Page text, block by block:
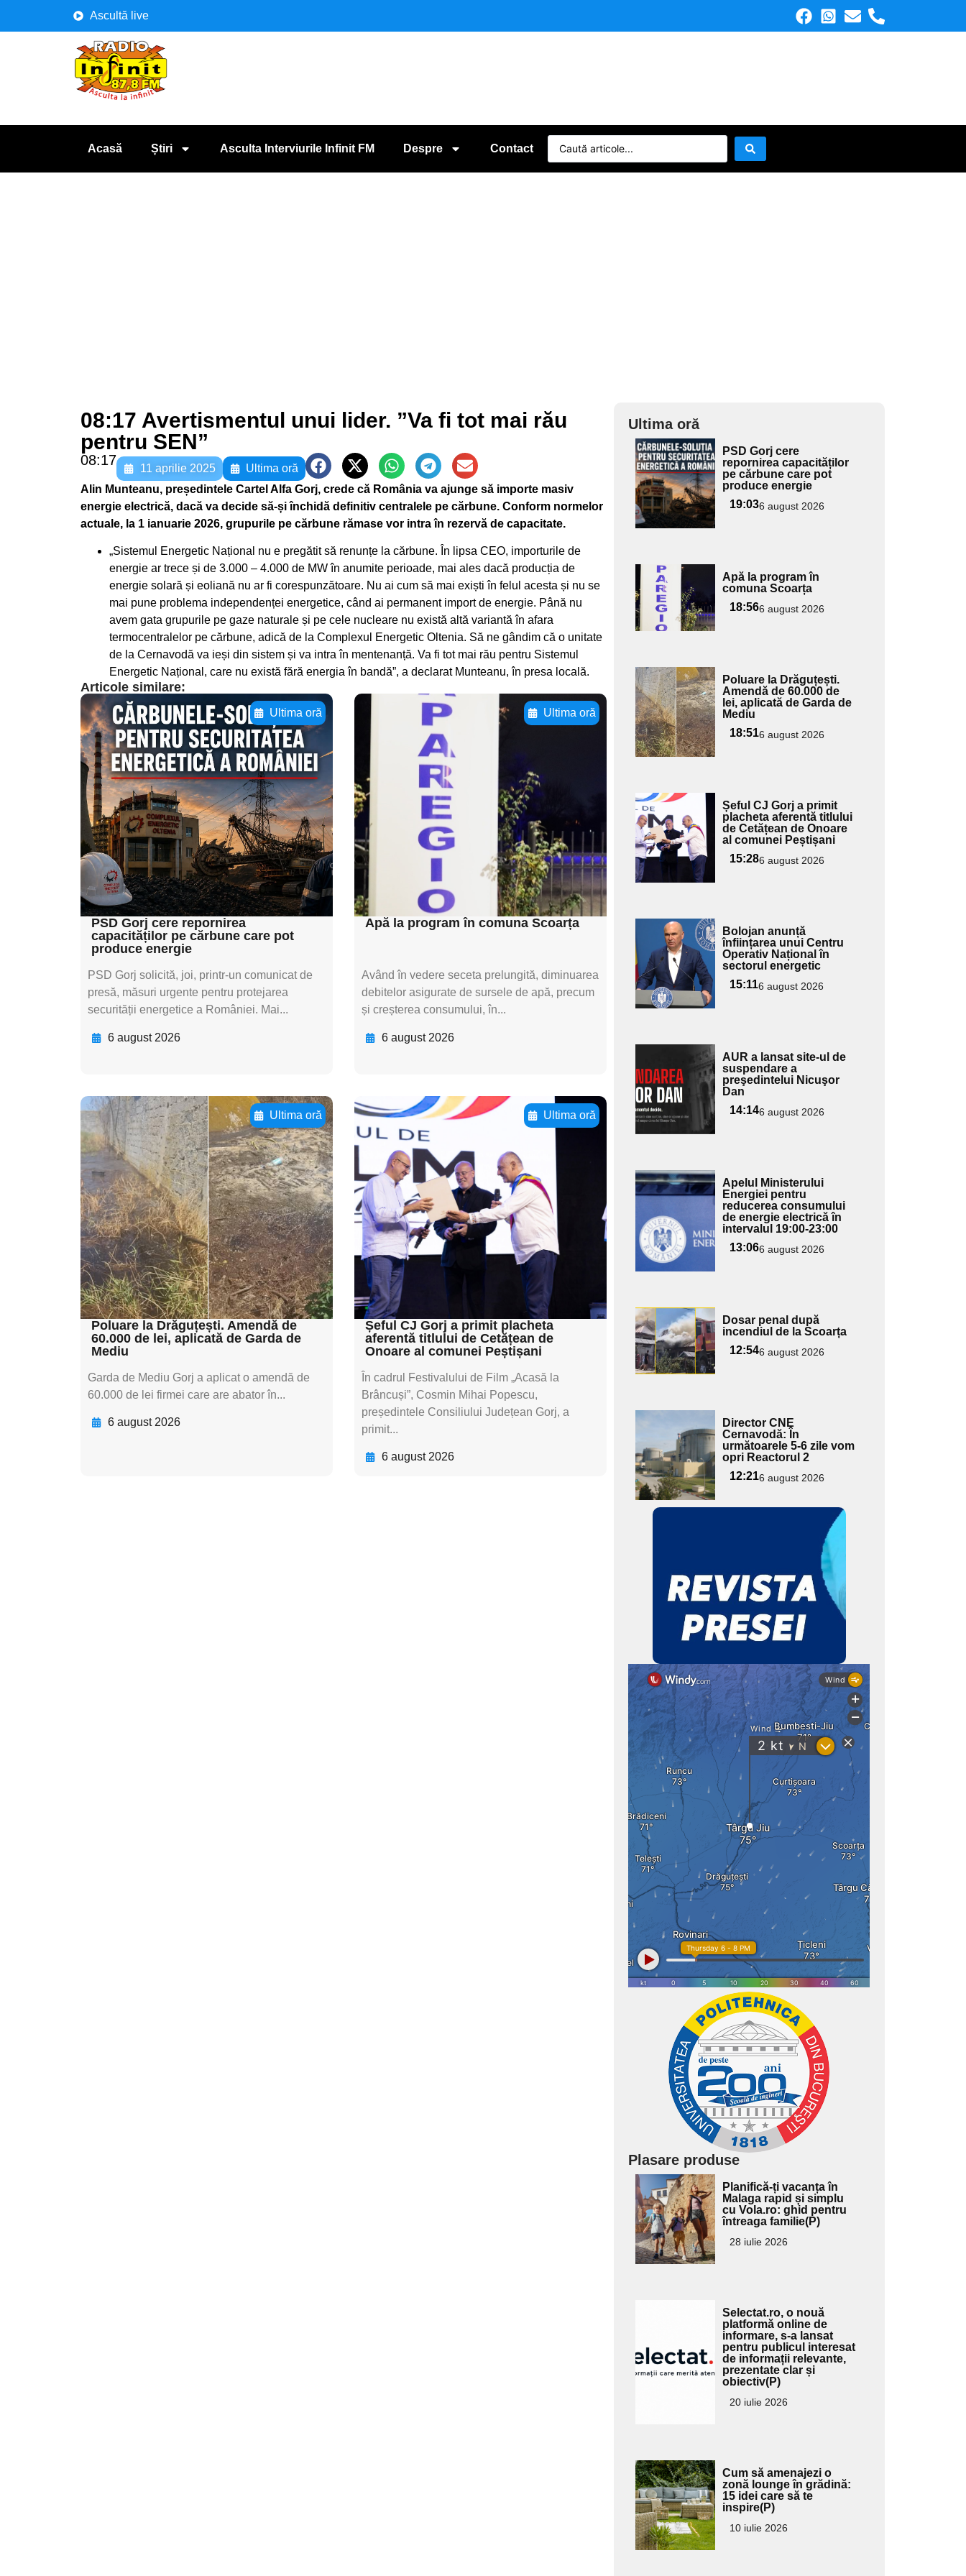
Ascultă live
Acasă Știri Asculta Interviurile Infinit FM Despre Contact
08:17 Avertismentul unui lider. ”Va fi tot mai rău
pentru SEN”
08:17
11 aprilie 2025
Ultima oră
Alin Munteanu, președintele Cartel Alfa Gorj, crede că România va ajunge să importe masiv
energie electrică, dacă va decide să-și închidă definitiv centralele pe cărbune. Conform normelor
actuale, la 1 ianuarie 2026, grupurile pe cărbune rămase vor intra în rezervă de capacitate.
„Sistemul Energetic Național nu e pregătit să renunțe la cărbune. În lipsa CEO, importurile de
energie ar trece și de 3.000 – 4.000 de MW în anumite perioade, mai ales dacă producția de
energie solară și eoliană nu ar fi corespunzătoare. Nu ai cum să mai exiști în felul acesta și nu se
mai pune problema independenței energetice, când ai permanent import de energie. Până nu
avem gata grupurile pe gaze naturale și pe cele nucleare nu există altă variantă în afara
termocentralelor pe cărbune, adică de la Complexul Energetic Oltenia. Să ne gândim că o unitate
de la Cernavodă va ieși din sistem și va intra în mentenanță. Va fi tot mai rău pentru Sistemul
Energetic Național, care nu există fără energia în bandă”, a declarat Munteanu, în presa locală.
Articole similare:
Ultima oră
Adaugă aici textul
pentru
subtitluAdaugă aici
textul pentru
subtitluAdaugă aici
textul pentru
subtitluAdaugă aici
textul pentru subti
PSD Gorj cere repornirea
capacităților pe cărbune care pot
produce energie
PSD Gorj solicită, joi, printr-un comunicat de
presă, măsuri urgente pentru protejarea
securității energetice a României. Mai...
6 august 2026
Ultima oră
Adaugă aici textul
pentru
subtitluAdaugă aici
textul pentru
subtitluAdaugă aici
textul pentru
subtitluAdaugă aici
textul pentru subti
Apă la program în comuna Scoarța
Având în vedere seceta prelungită, diminuarea
debitelor asigurate de sursele de apă, precum
și creșterea consumului, în...
6 august 2026
Ultima oră
Adaugă aici textul
pentru
subtitluAdaugă aici
textul pentru
subtitluAdaugă aici
textul pentru
subtitluAdaugă aici
textul pentru subti
Poluare la Drăguțești. Amendă de
60.000 de lei, aplicată de Garda de
Mediu
Garda de Mediu Gorj a aplicat o amendă de
60.000 de lei firmei care are abator în...
6 august 2026
Ultima oră
Adaugă aici textul
pentru
subtitluAdaugă aici
textul pentru
subtitluAdaugă aici
textul pentru
subtitluAdaugă aici
textul pentru subti
Șeful CJ Gorj a primit placheta
aferentă titlului de Cetățean de
Onoare al comunei Peștișani
În cadrul Festivalului de Film „Acasă la
Brâncuși”, Cosmin Mihai Popescu,
președintele Consiliului Județean Gorj, a
primit...
6 august 2026
Ultima oră
Adaugă
aici textul
pentru
subtitlu
PSD Gorj cere
repornirea capacităților
pe cărbune care pot
produce energie
19:036 august 2026
Adaugă
aici textul
pentru
subtitlu
Apă la program în
comuna Scoarța
18:566 august 2026
Adaugă
aici textul
pentru
subtitlu
Poluare la Drăguțești.
Amendă de 60.000 de
lei, aplicată de Garda de
Mediu
18:516 august 2026
Adaugă
aici textul
pentru
subtitlu
Șeful CJ Gorj a primit
placheta aferentă titlului
de Cetățean de Onoare
al comunei Peștișani
15:286 august 2026
Adaugă
aici textul
pentru
subtitlu
Bolojan anunță
înființarea unui Centru
Operativ Național în
sectorul energetic
15:116 august 2026
aici textul
pentru
subtitlu
AUR a lansat site-ul de
suspendare a
preşedintelui Nicuşor
Dan
14:146 august 2026
Adaugă
aici textul
pentru
subtitlu
Apelul Ministerului
Energiei pentru
reducerea consumului
de energie electrică în
intervalul 19:00-23:00
13:066 august 2026
Adaugă
aici textul
pentru
subtitlu
Dosar penal după
incendiul de la Scoarța
12:546 august 2026
Adaugă
aici textul
pentru
subtitlu
Director CNE
Cernavodă: În
următoarele 5-6 zile vom
opri Reactorul 2
12:216 august 2026
Plasare produse
Adaugă
aici textul
pentru
subtitlu
Planifică-ți vacanța în
Malaga rapid și simplu
cu Vola.ro: ghid pentru
întreaga familie(P)
28 iulie 2026
subtitlu
Selectat.ro, o nouă
platformă online de
informare, s-a lansat
pentru publicul interesat
de informații relevante,
prezentate clar și
obiectiv(P)
20 iulie 2026
Adaugă
aici textul
pentru
subtitlu
Cum să amenajezi o
zonă lounge în grădină:
15 idei care să te
inspire(P)
10 iulie 2026